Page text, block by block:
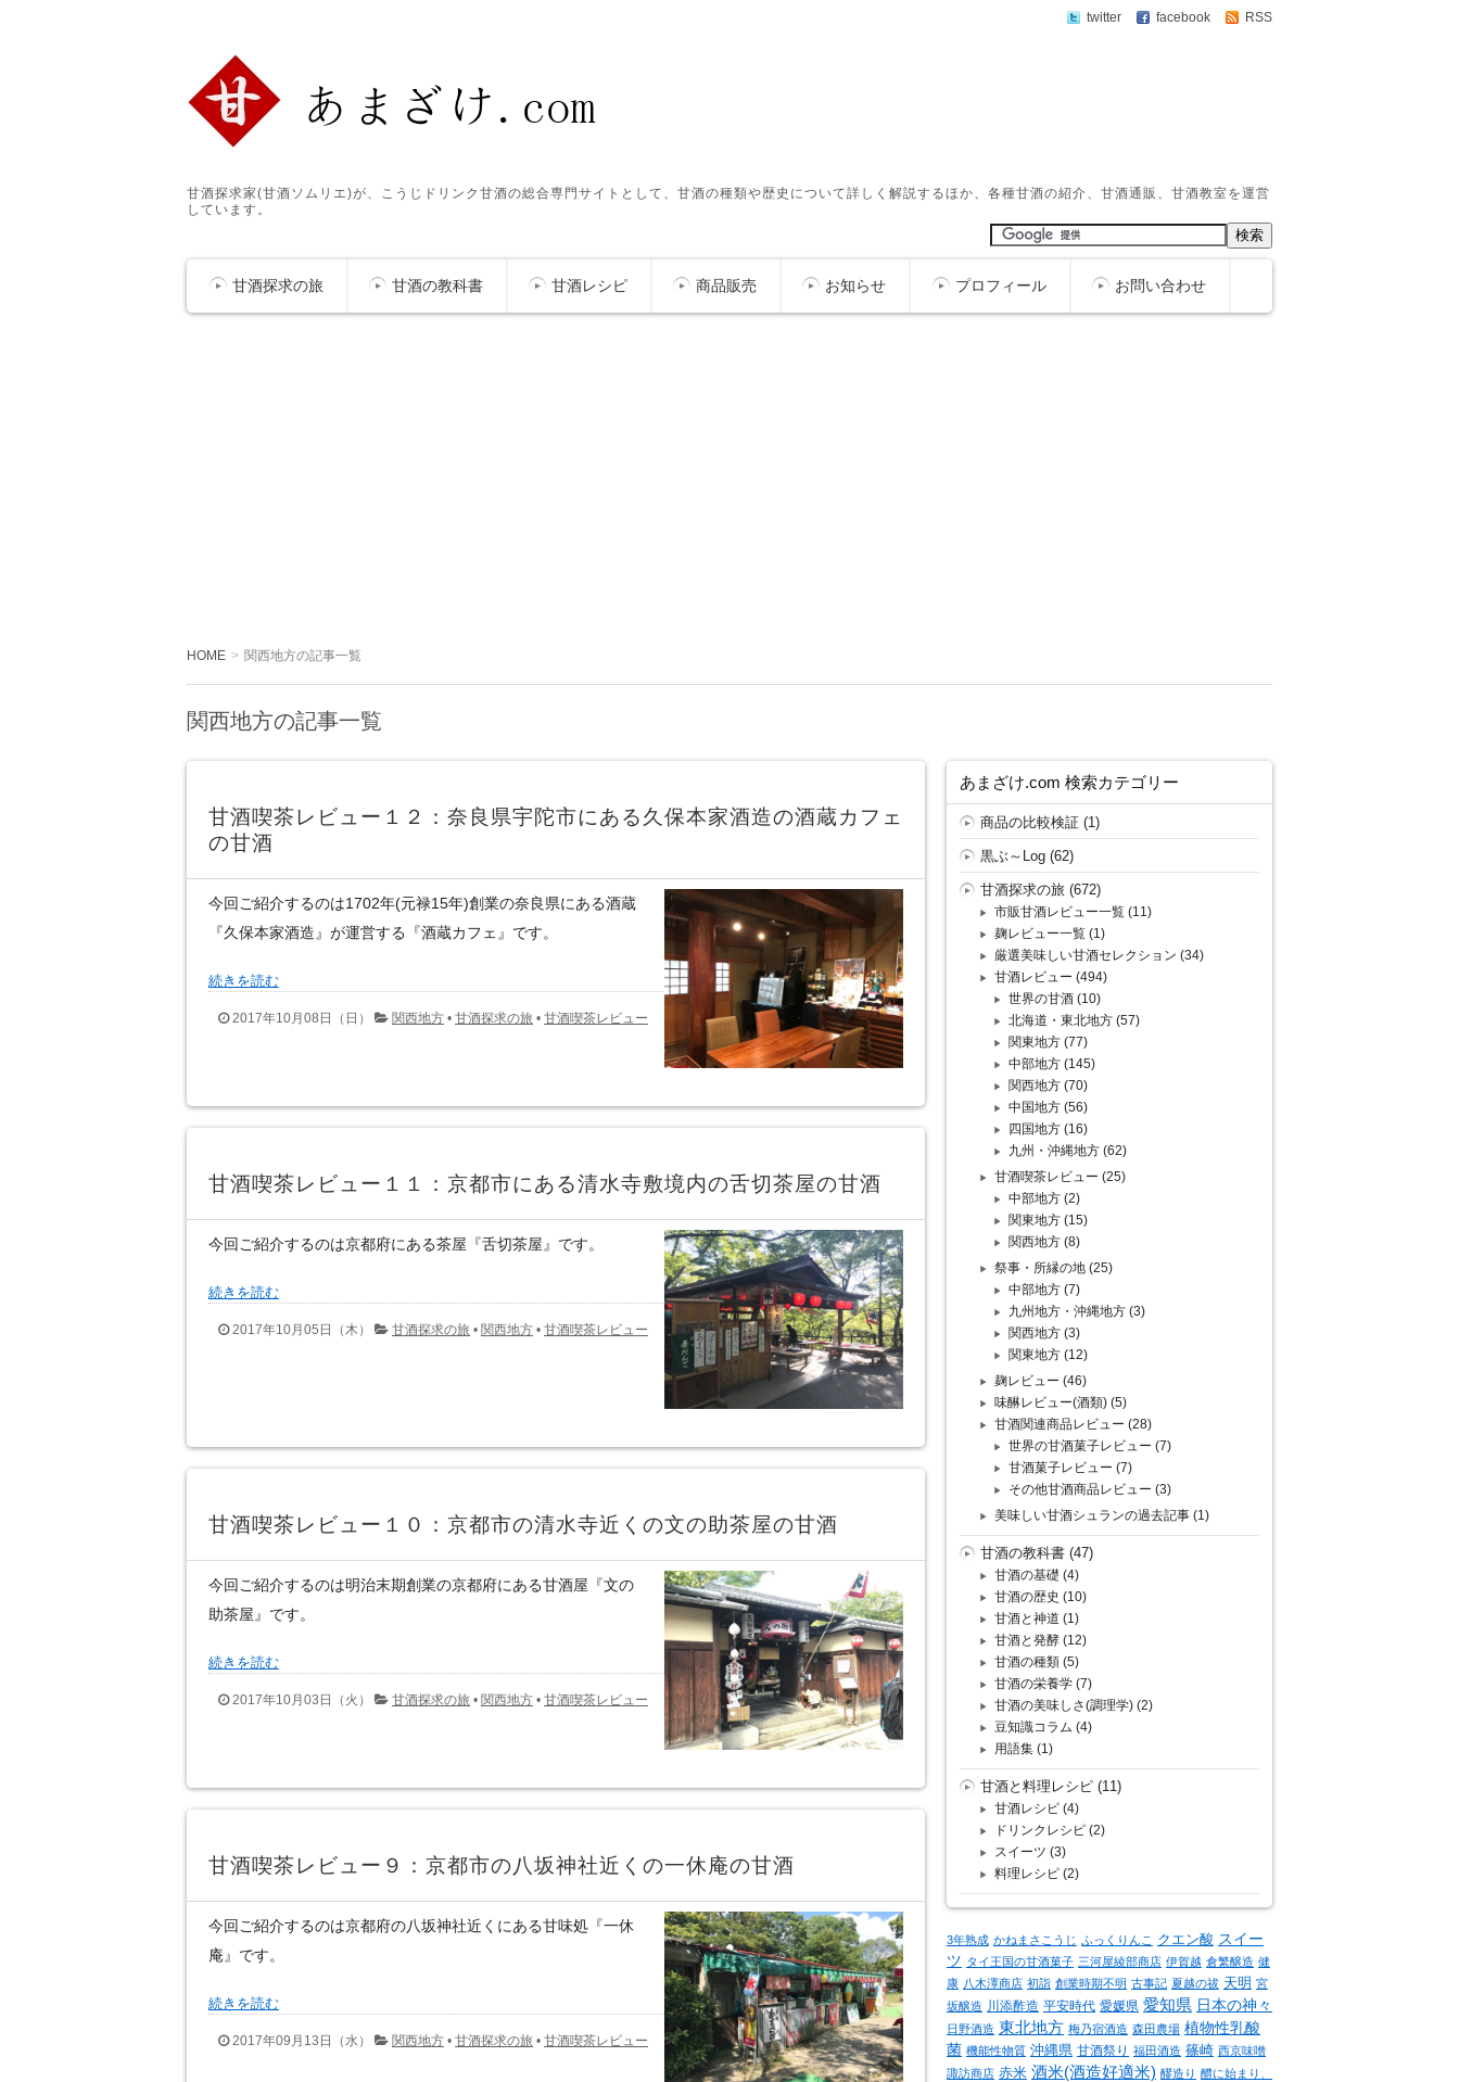
twitter facebook RSS
甘酒探求家(甘酒ソムリエ)が、こうじドリンク甘酒の総合専門サイトとして、甘酒の種類や歴史について詳しく解説するほか、各種甘酒の紹介、甘酒通販、甘酒教室を運営
しています。
甘酒探求の旅 甘酒の教科書 甘酒レシピ 商品販売 お知らせ プロフィール お問い合わせ
HOME 関西地方の記事一覧
関西地方の記事一覧
甘酒喫茶レビュー１２：奈良県宇陀市にある久保本家酒造の酒蔵カフェ
の甘酒
今回ご紹介するのは1702年(元禄15年)創業の奈良県にある酒蔵
『久保本家酒造』が運営する『酒蔵カフェ』です。
続きを読む
2017年10月08日（日） 関西地方 • 甘酒探求の旅 • 甘酒喫茶レビュー
甘酒喫茶レビュー１１：京都市にある清水寺敷境内の舌切茶屋の甘酒
今回ご紹介するのは京都府にある茶屋『舌切茶屋』です。
続きを読む
2017年10月05日（木） 甘酒探求の旅 • 関西地方 • 甘酒喫茶レビュー
甘酒喫茶レビュー１０：京都市の清水寺近くの文の助茶屋の甘酒
今回ご紹介するのは明治末期創業の京都府にある甘酒屋『文の
助茶屋』です。
続きを読む
2017年10月03日（火） 甘酒探求の旅 • 関西地方 • 甘酒喫茶レビュー
甘酒喫茶レビュー９：京都市の八坂神社近くの一休庵の甘酒
今回ご紹介するのは京都府の八坂神社近くにある甘味処『一休
庵』です。
続きを読む
2017年09月13日（水） 関西地方 • 甘酒探求の旅 • 甘酒喫茶レビュー
あまざけ.com 検索カテゴリー
商品の比較検証 (1)
黒ぶ～Log (62)
甘酒探求の旅 (672)
市販甘酒レビュー一覧 (11)
麹レビュー一覧 (1)
厳選美味しい甘酒セレクション (34)
甘酒レビュー (494)
世界の甘酒 (10)
北海道・東北地方 (57)
関東地方 (77)
中部地方 (145)
関西地方 (70)
中国地方 (56)
四国地方 (16)
九州・沖縄地方 (62)
甘酒喫茶レビュー (25)
中部地方 (2)
関東地方 (15)
関西地方 (8)
祭事・所縁の地 (25)
中部地方 (7)
九州地方・沖縄地方 (3)
関西地方 (3)
関東地方 (12)
麹レビュー (46)
味醂レビュー(酒類) (5)
甘酒関連商品レビュー (28)
世界の甘酒菓子レビュー (7)
甘酒菓子レビュー (7)
その他甘酒商品レビュー (3)
美味しい甘酒シュランの過去記事 (1)
甘酒の教科書 (47)
甘酒の基礎 (4)
甘酒の歴史 (10)
甘酒と神道 (1)
甘酒と発酵 (12)
甘酒の種類 (5)
甘酒の栄養学 (7)
甘酒の美味しさ(調理学) (2)
豆知識コラム (4)
用語集 (1)
甘酒と料理レシピ (11)
甘酒レシピ (4)
ドリンクレシピ (2)
スイーツ (3)
料理レシピ (2)
3年熟成 かねまさこうじ ふっくりんこ クエン酸 スイー
ツ タイ王国の甘酒菓子 三河屋綾部商店 伊賀越 倉繁醸造 健
康 八木澤商店 初詣 創業時期不明 古事記 夏越の祓 天明 宮
坂醸造 川添酢造 平安時代 愛媛県 愛知県 日本の神々
日野酒造 東北地方 梅乃宿酒造 森田農場 植物性乳酸
菌 機能性物質 沖縄県 甘酒祭り 福田酒造 篠崎 西京味噌
諏訪商店 赤米 酒米(酒造好適米) 醪造り 醴に始まり、